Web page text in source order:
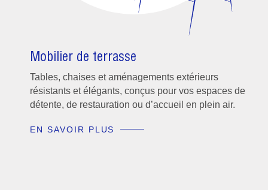
Mobilier de terrasse
Tables, chaises et aménagements extérieurs
résistants et élégants, conçus pour vos espaces de
détente, de restauration ou d’accueil en plein air.
EN SAVOIR PLUS